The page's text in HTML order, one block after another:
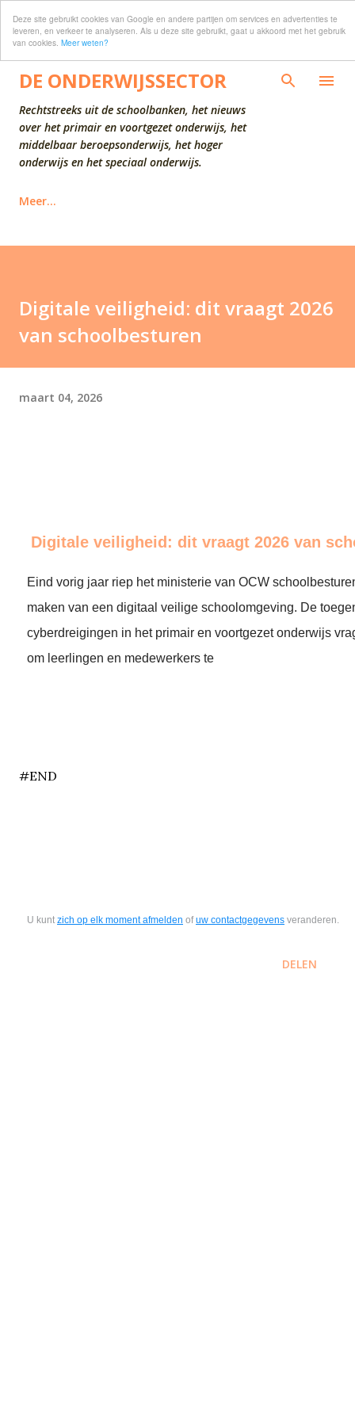
Deze site gebruikt cookies van Google en andere partijen om services en advertenties te
leveren, en verkeer te analyseren. Als u deze site gebruikt, gaat u akkoord met het gebruik
van cookies. Meer weten?
Doorgaan naar hoofdcontent
DE ONDERWIJSSECTOR
Rechtstreeks uit de schoolbanken, het nieuws
over het primair en voortgezet onderwijs, het
middelbaar beroepsonderwijs, het hoger
onderwijs en het speciaal onderwijs.
Meer…
Digitale veiligheid: dit vraagt 2026
van schoolbesturen
maart 04, 2026
Digitale veiligheid: dit vraagt 2026 van
Eind vorig jaar riep het ministerie van OCW
maken van een digitaal veilige schoolomgeving. De
cyberdreigingen in het primair en voortgezet onderwijs
om leerlingen en medewerkers te
#END
U kunt zich op elk moment afmelden ofuw contactgegevens veranderen.
DELEN